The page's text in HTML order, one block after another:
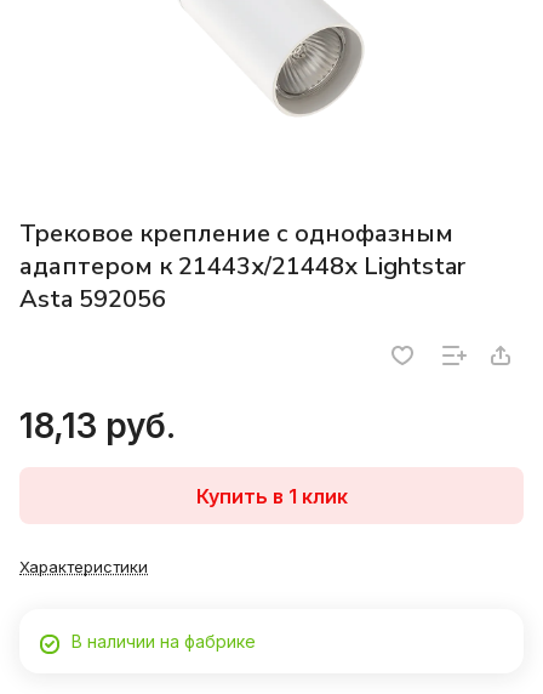
Трековое крепление с однофазным
адаптером к 21443х/21448x Lightstar
Asta 592056
18,13 руб.
Купить в 1 клик
Характеристики
В наличии на фабрике